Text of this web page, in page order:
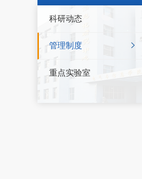
科研动态
管理制度
重点实验室